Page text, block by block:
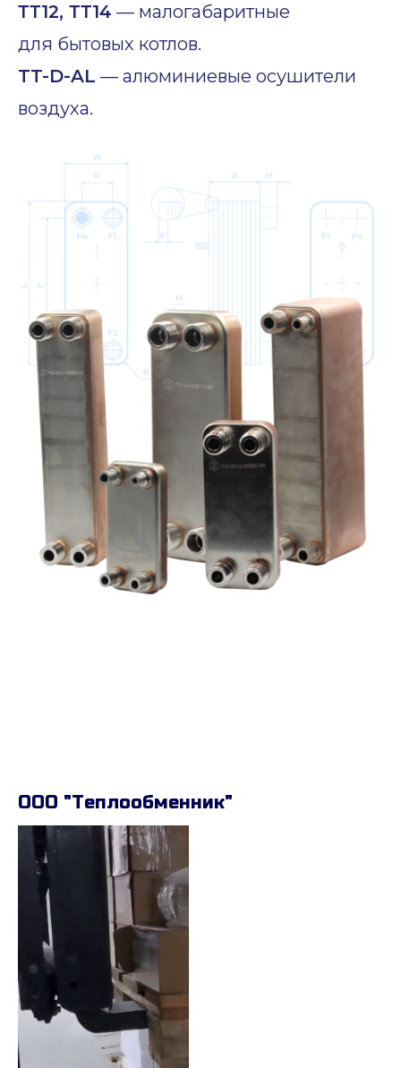
ТТ12, ТТ14 — малогабаритные
для бытовых котлов.
TT-D-AL — алюминиевые осушители
воздуха.
ООО "Теплообменник"